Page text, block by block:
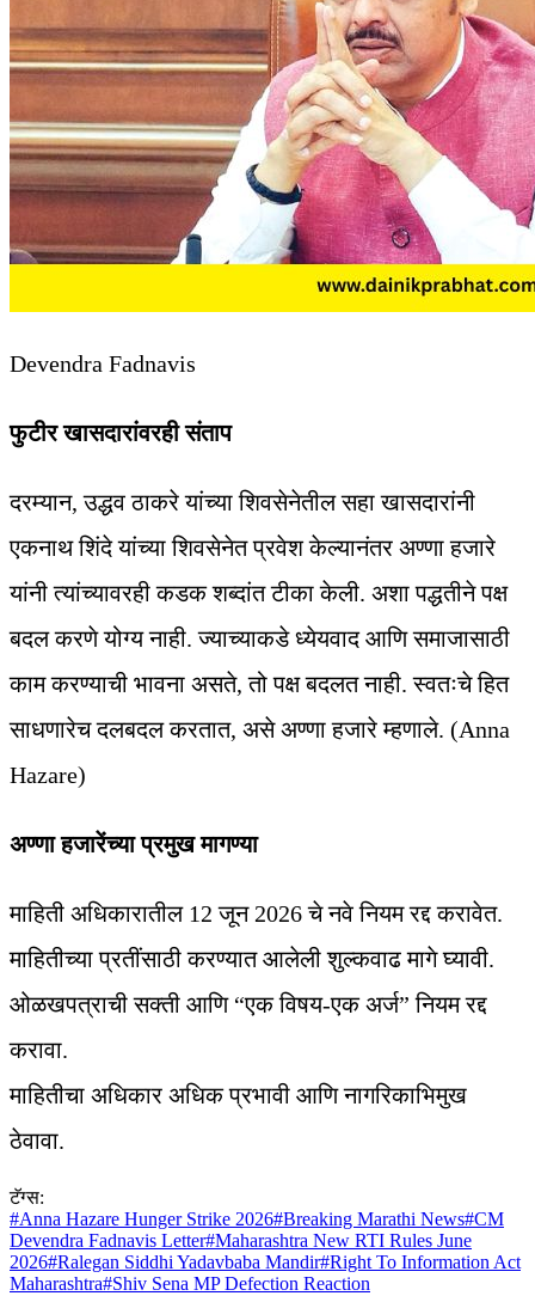
Devendra Fadnavis
फुटीर खासदारांवरही संताप
दरम्यान, उद्धव ठाकरे यांच्या शिवसेनेतील सहा खासदारांनी
एकनाथ शिंदे यांच्या शिवसेनेत प्रवेश केल्यानंतर अण्णा हजारे
यांनी त्यांच्यावरही कडक शब्दांत टीका केली. अशा पद्धतीने पक्ष
बदल करणे योग्य नाही. ज्याच्याकडे ध्येयवाद आणि समाजासाठी
काम करण्याची भावना असते, तो पक्ष बदलत नाही. स्वतःचे हित
साधणारेच दलबदल करतात, असे अण्णा हजारे म्हणाले. (Anna
Hazare)
अण्णा हजारेंच्या प्रमुख मागण्या
माहिती अधिकारातील 12 जून 2026 चे नवे नियम रद्द करावेत.
माहितीच्या प्रतींसाठी करण्यात आलेली शुल्कवाढ मागे घ्यावी.
ओळखपत्राची सक्ती आणि “एक विषय-एक अर्ज” नियम रद्द
करावा.
माहितीचा अधिकार अधिक प्रभावी आणि नागरिकाभिमुख
ठेवावा.
टॅग्स:
#Anna Hazare Hunger Strike 2026#Breaking Marathi News#CM
Devendra Fadnavis Letter#Maharashtra New RTI Rules June
2026#Ralegan Siddhi Yadavbaba Mandir#Right To Information Act
Maharashtra#Shiv Sena MP Defection Reaction